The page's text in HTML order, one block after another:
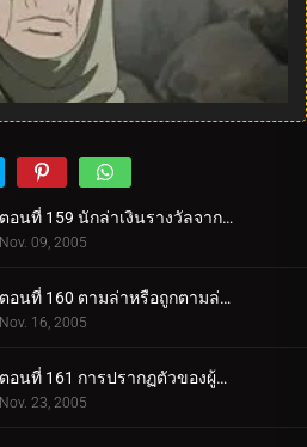
ตอนที่ 159 นักล่าเงินรางวัลจากถิ่นทุรกันดาร
Nov. 09, 2005
ตอนที่ 160 ตามล่าหรือถูกตามล่า! การประลองที่ O.K. วัด!
Nov. 16, 2005
ตอนที่ 161 การปรากฏตัวของผู้มาเยือนที่แปลกประหลาด
Nov. 23, 2005